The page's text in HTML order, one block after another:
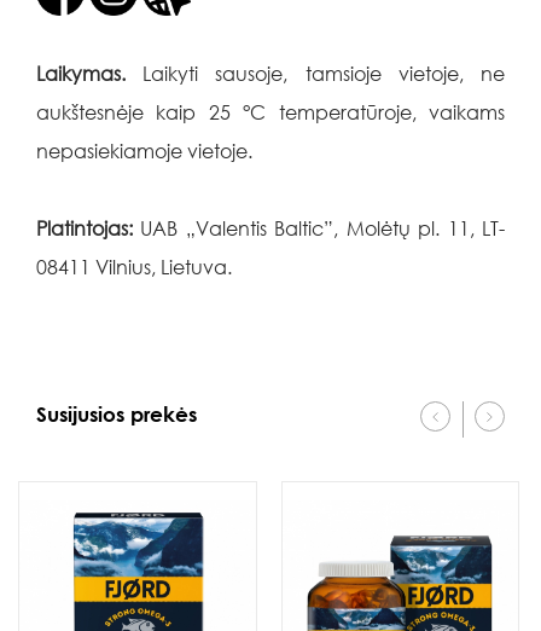
Laikymas. Laikyti sausoje, tamsioje vietoje, ne
aukštesnėje kaip 25 °C temperatūroje, vaikams
nepasiekiamoje vietoje.
Platintojas: UAB „Valentis Baltic”, Molėtų pl. 11, LT-
08411 Vilnius, Lietuva.
Susijusios prekės